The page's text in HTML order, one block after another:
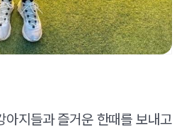
아지들과 즐거운 한때를 보내고